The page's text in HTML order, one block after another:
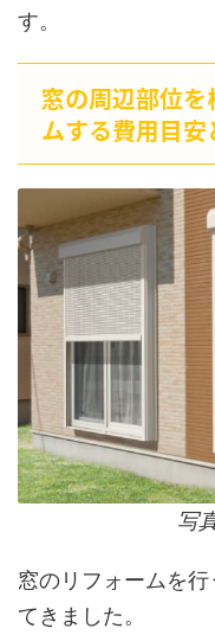
す。
窓の周辺部位
ムする費用目安
写
窓のリフォームを
てきました。